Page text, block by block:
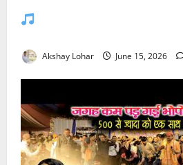
Akshay Lohar June 15, 2026